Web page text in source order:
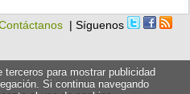
| Síguenos
para mostrar publicidad
Si continua navegando